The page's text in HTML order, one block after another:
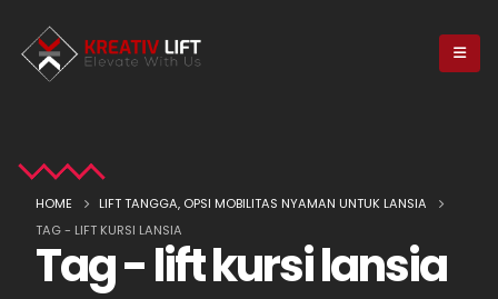
HOME
LIFT TANGGA, OPSI MOBILITAS NYAMAN UNTUK LANSIA
TAG - LIFT KURSI LANSIA
Tag - lift kursi lansia